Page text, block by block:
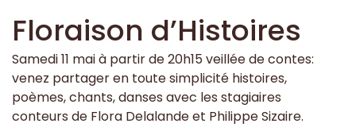
Floraison d’Histoires
Samedi 11 mai à partir de 20h15 veillée de contes:
venez partager en toute simplicité histoires,
poèmes, chants, danses avec les stagiaires
conteurs de Flora Delalande et Philippe Sizaire.